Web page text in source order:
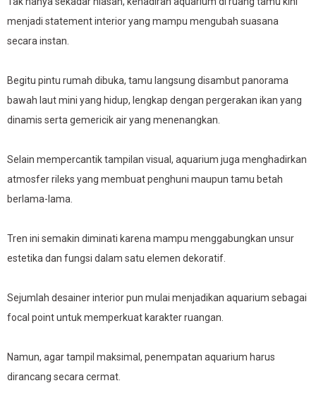
menjadi statement interior yang mampu mengubah suasana
secara instan.
Begitu pintu rumah dibuka, tamu langsung disambut panorama
bawah laut mini yang hidup, lengkap dengan pergerakan ikan yang
dinamis serta gemericik air yang menenangkan.
Selain mempercantik tampilan visual, aquarium juga menghadirkan
atmosfer rileks yang membuat penghuni maupun tamu betah
berlama-lama.
Tren ini semakin diminati karena mampu menggabungkan unsur
estetika dan fungsi dalam satu elemen dekoratif.
Sejumlah desainer interior pun mulai menjadikan aquarium sebagai
focal point untuk memperkuat karakter ruangan.
Namun, agar tampil maksimal, penempatan aquarium harus
dirancang secara cermat.